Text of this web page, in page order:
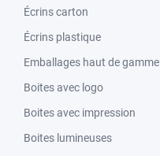
Écrins carton
Écrins plastique
Emballages haut de gamme
Boites avec logo
Boites avec impression
Boites lumineuses